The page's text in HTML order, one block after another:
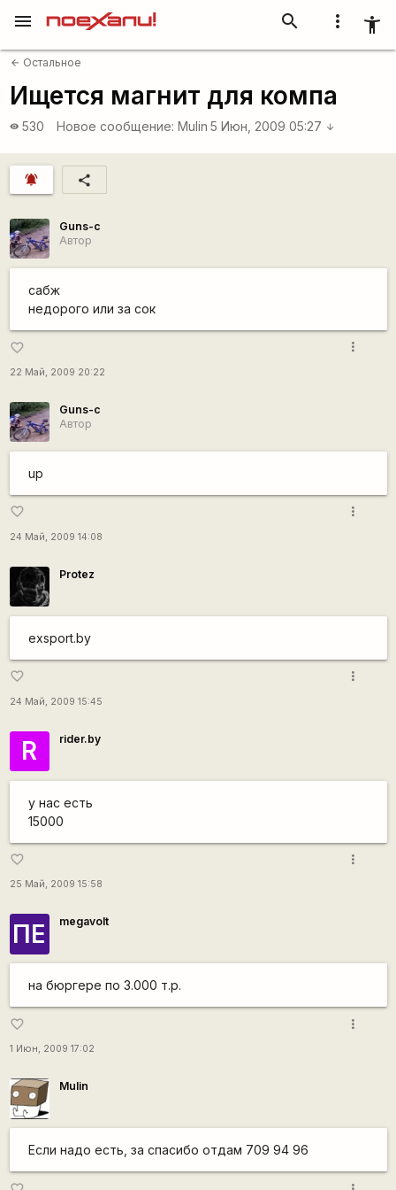
more_vert accessibility_new
search
menu
arrow_back Остальное
Ищется магнит для компа
visibility 530 Новое сообщение: Mulin 5 Июн, 2009 05:27 arrow_downward
notifications_active share
Guns-c
Автор
сабж
недорого или за сок
favorite_border
22 Май, 2009 20:22
more_vert
Guns-c
Автор
up
favorite_border
24 Май, 2009 14:08
more_vert
Protez
exsport.by
favorite_border
24 Май, 2009 15:45
more_vert
R rider.by
у нас есть
15000
favorite_border
25 Май, 2009 15:58
more_vert
ПЕ megavolt
на бюргере по 3.000 т.р.
favorite_border
1 Июн, 2009 17:02
more_vert
Mulin
Если надо есть, за спасибо отдам 709 94 96